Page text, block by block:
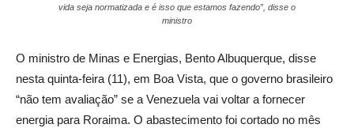
vida seja normatizada e é isso que estamos fazendo”, disse o
ministro
O ministro de Minas e Energias, Bento Albuquerque, disse
nesta quinta-feira (11), em Boa Vista, que o governo brasileiro
“não tem avaliação” se a Venezuela vai voltar a fornecer
energia para Roraima. O abastecimento foi cortado no mês